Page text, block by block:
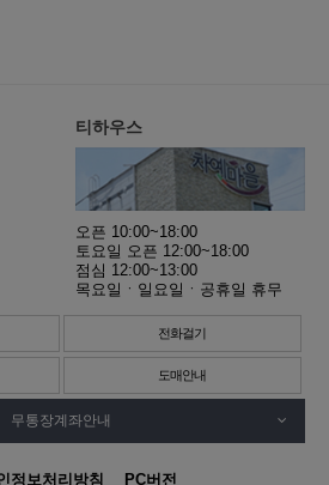
티하우스
오픈 10:00~18:00
토요일 오픈 12:00~18:00
점심 12:00~13:00
목요일ㆍ일요일ㆍ공휴일 휴무
전화걸기
도매안내
무통장계좌안내
정보처리방침 PC버전